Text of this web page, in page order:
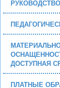
РУКОВОДСТВО
ДОСТУПНАЯ
ПЛАТНЫЕ